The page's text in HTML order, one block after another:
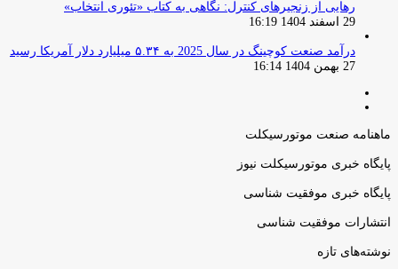
رهایی از زنجیرهای کنترل: نگاهی به کتاب «تئوری انتخاب»
29 اسفند 1404 16:19
درآمد صنعت کوچینگ در سال 2025 به ۵.۳۴ میلیارد دلار آمریکا رسید
27 بهمن 1404 16:14
ماهنامه صنعت موتورسیکلت
پایگاه خبری موتورسیکلت نیوز
پایگاه خبری موفقیت شناسی
انتشارات موفقیت شناسی
نوشته‌های تازه